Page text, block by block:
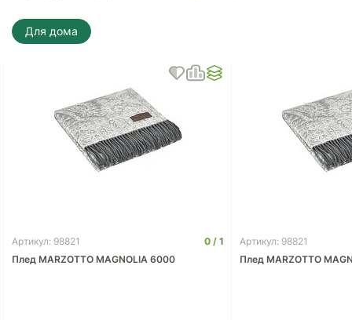
Для дома
Артикул: 98821 0
1
Плед MARZOTTO MAGNOLIA 6000
Артикул: 98821
Плед MARZOTTO